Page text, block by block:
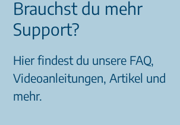
Brauchst du mehr
Support?
Hier findest du unsere FAQ,
Videoanleitungen, Artikel und
mehr.